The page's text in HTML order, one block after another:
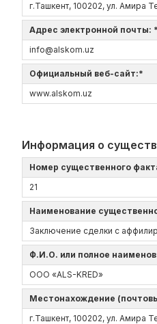
г.Ташкент, 100202, ул. Амира
Адрес электронной почты: *
info@alskom.uz
Официальный веб-сайт:*
www.alskom.uz
Информация о
Номер существенного
21
Наименование
Заключение сделки с
Ф.И.О. или полное
ООО «ALS-KRED»
Местонахождение
г.Ташкент, 100202, ул. Амира